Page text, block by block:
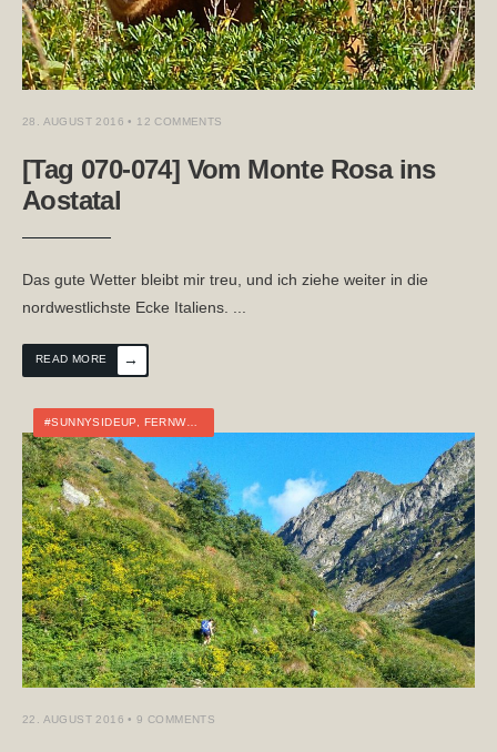
28. AUGUST 2016 • 12 COMMENTS
[Tag 070-074] Vom Monte Rosa ins
Aostatal
Das gute Wetter bleibt mir treu, und ich ziehe weiter in die
nordwestlichste Ecke Italiens. ...
READ MORE →
#SUNNYSIDEUP, FERNWANDERN
22. AUGUST 2016 • 9 COMMENTS